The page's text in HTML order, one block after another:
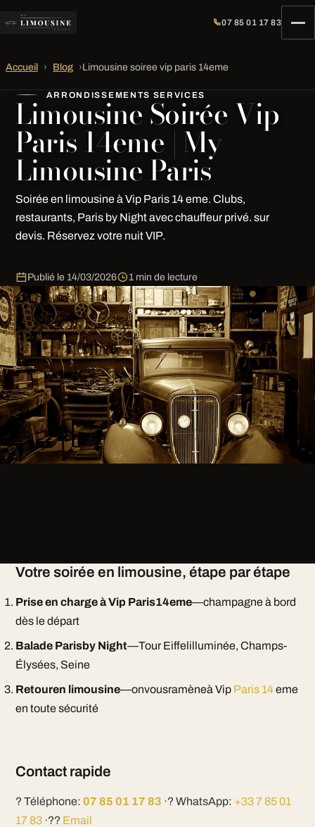
07 85 01 17 83
Accueil › Blog ›Limousine soiree vip paris 14eme
ARRONDISSEMENTS SERVICES
Limousine Soirée Vip
Paris 14eme | My
Limousine Paris
Soirée en limousine à Vip Paris 14 eme. Clubs,
restaurants, Paris by Night avec chauffeur privé. sur
devis. Réservez votre nuit VIP.
Publié le 14/03/2026 1 min de lecture
Votre soirée en limousine, étape par étape
Prise en charge à Vip Paris14eme—champagne à bord
dès le départ
Balade Parisby Night—Tour Eiffelilluminée, Champs-
Élysées, Seine
Retouren limousine—onvousramèneà Vip Paris 14eme
en toute sécurité
Contact rapide
? Téléphone: 07 85 01 17 83 ·? WhatsApp: +33 7 85 01
17 83·?? Email